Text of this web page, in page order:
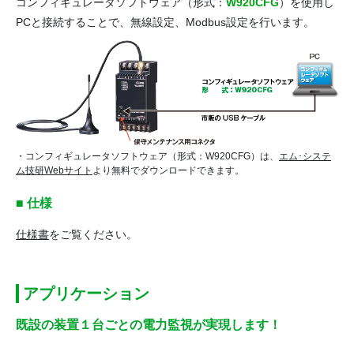
コンフィギュレータソフトウェア（形式： W920CFG）を使用し
PCと接続することで、無線設定、Modbus設定を行います。
・コンフィギュレータソフトウェア（形式：W920CFG）は、 エム･システ
ム技研Webサイト より無料でダウンロードできます。
■ 仕様
仕様書をご覧ください。
アプリケーション
既設の装置１台ごとの電力監視が実現します！